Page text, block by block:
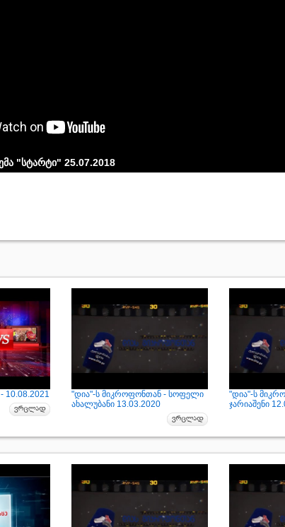
"სტარტი" 25.07.2018
10.08.2021
"დია"-ს მიკროფონთან - სოფელი
ახალუბანი 13.03.2020
"დია"-ს
ჯარიაშენი